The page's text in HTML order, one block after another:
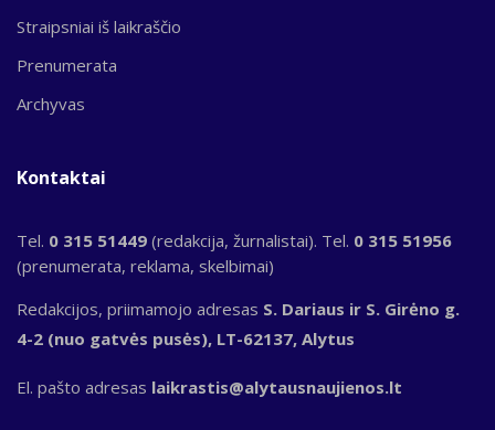
Straipsniai iš laikraščio
Prenumerata
Archyvas
Kontaktai
Tel. 0 315 51449 (redakcija, žurnalistai). Tel. 0 315 51956
(prenumerata, reklama, skelbimai)
Redakcijos, priimamojo adresas S. Dariaus ir S. Girėno g.
4-2 (nuo gatvės pusės), LT-62137, Alytus
El. pašto adresas laikrastis@alytausnaujienos.lt